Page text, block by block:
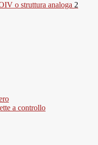
o struttura analoga 2
a controllo